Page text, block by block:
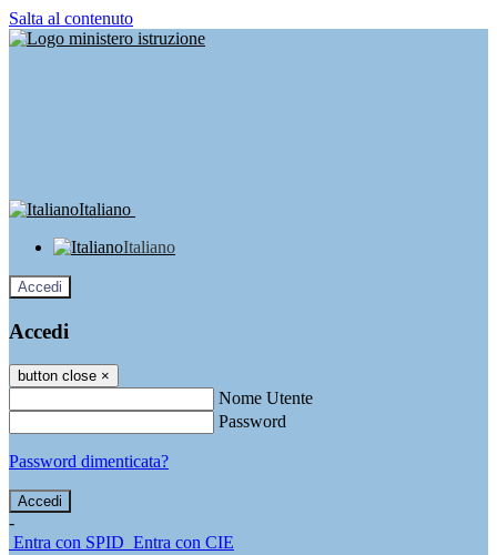
Salta al contenuto
Italiano
Italiano
Accedi
Accedi
button close ×
Nome Utente
Password
Password dimenticata?
-
Entra con SPID Entra con CIE